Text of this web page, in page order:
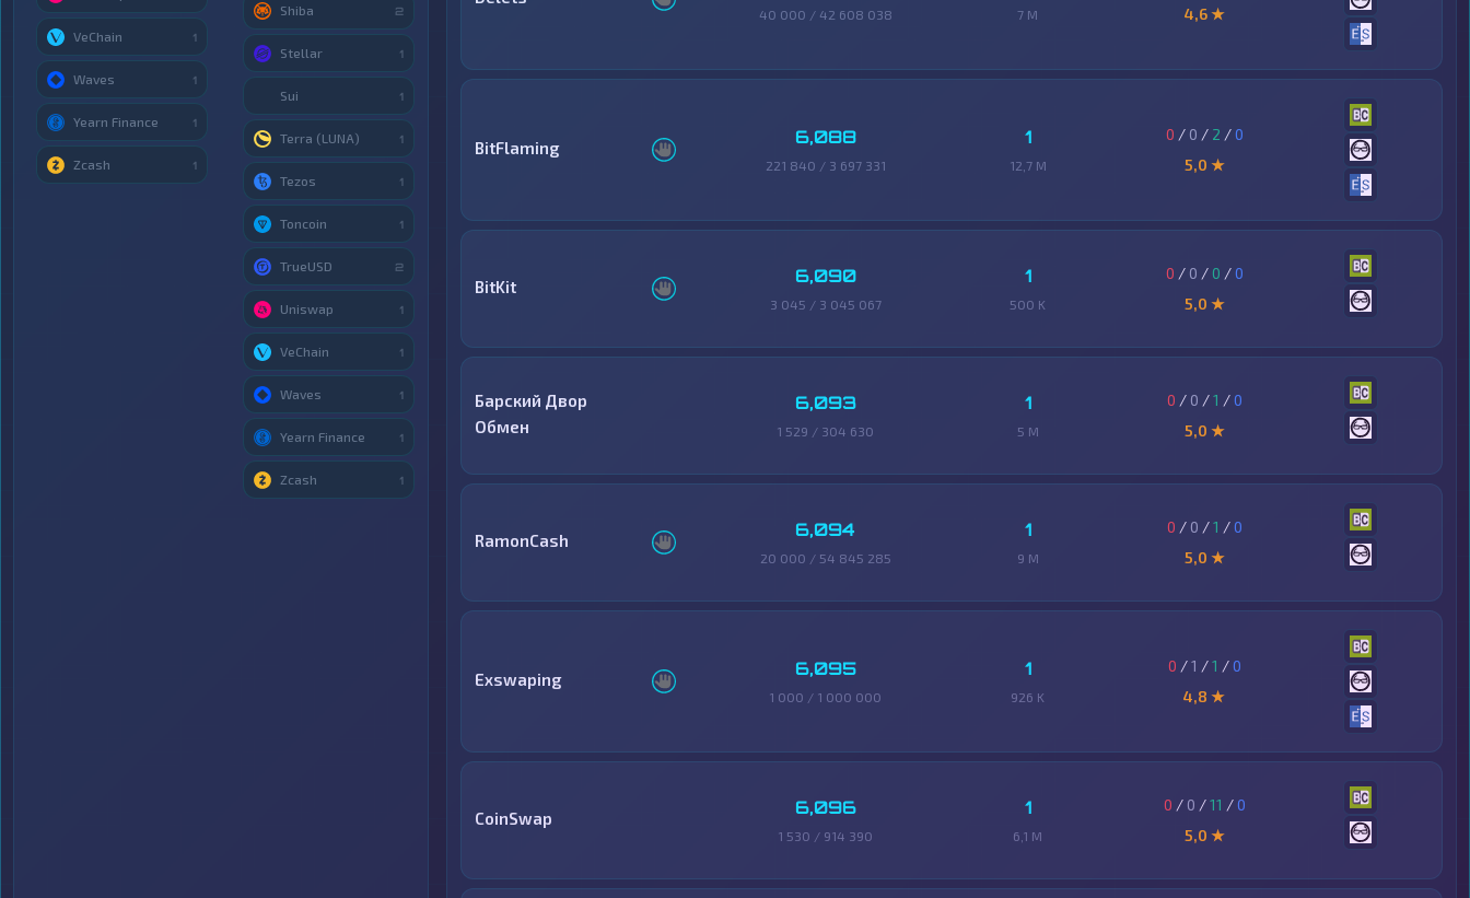
40 000 / 42 608 038 7 M
4,6 ★
BitFlaming 6,088
221 840 / 3 697 331
1
12,7 M
0 / 0 / 2 /0
5,0 ★
BitKit 6,090
3 045 / 3 045 067
1
500 K
0 / 0 / 0 /0
5,0 ★
Барский Двор
Обмен
6,093
1 529 / 304 630
1
5 M
0 / 0 /1 /0
5,0 ★
RamonCash 6,094
20 000 / 54 845 285
1
9 M
0 / 0 /1 /0
5,0 ★
Exswaping 6,095
1 000 / 1 000 000
1
926 K
0 /1 /1 /0
4,8 ★
CoinSwap 6,096
1 530 / 914 390
1
6,1 M
0 / 0 /11 /0
5,0 ★
VeChain 1
Waves 1
Yearn Finance 1
Zcash 1
Shiba 2
Stellar 1
Sui 1
Terra (LUNA) 1
Tezos 1
Toncoin 1
TrueUSD 2
Uniswap 1
VeChain 1
Waves 1
Yearn Finance 1
Zcash 1